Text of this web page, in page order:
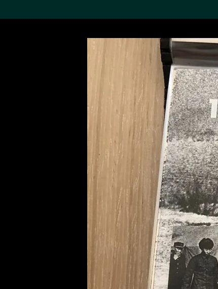
搜索M+藏品
19,052个结果
关于M+藏品
探索世界顶级的二十及二十
一世纪视觉文化藏品。